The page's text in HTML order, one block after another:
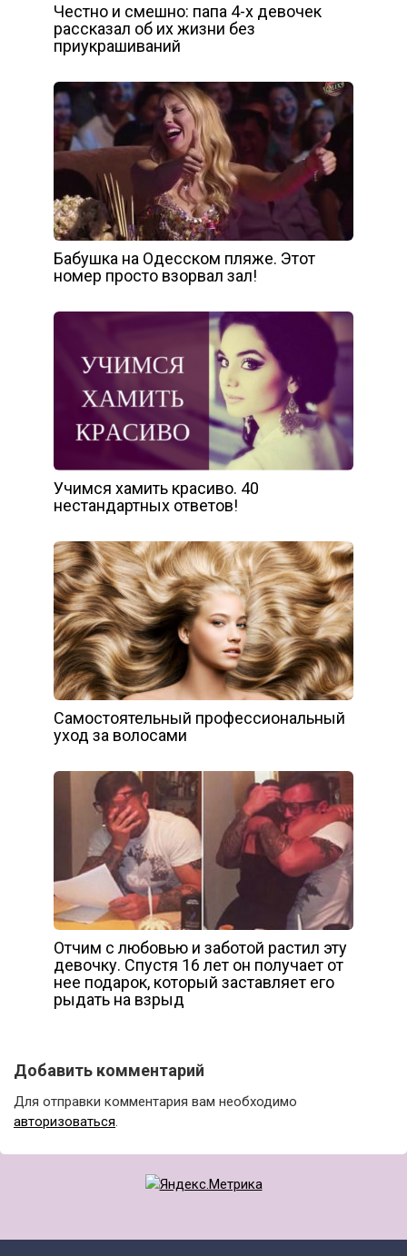
Честно и смешно: папа 4-х девочек
рассказал об их жизни без
приукрашиваний
Бабушка на Одесском пляже. Этот
номер просто взорвал зал!
Учимся хамить красиво. 40
нестандартных ответов!
Самостоятельный профессиональный
уход за волосами
Отчим с любовью и заботой растил эту
девочку. Спустя 16 лет он получает от
нее подарок, который заставляет его
рыдать на взрыд
Добавить комментарий
Для отправки комментария вам необходимо
авторизоваться.